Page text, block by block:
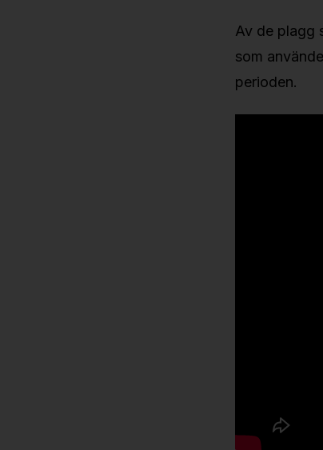
Av de plagg
som
perioden.